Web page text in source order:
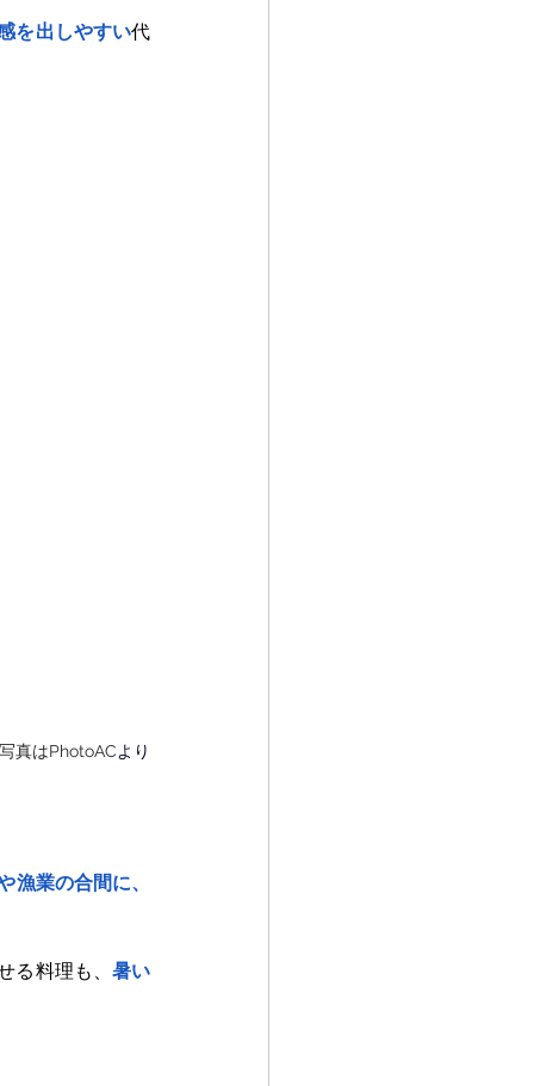
を出しやすい代
真はPhotoACより
漁業の合間に、
る料理も、 暑い